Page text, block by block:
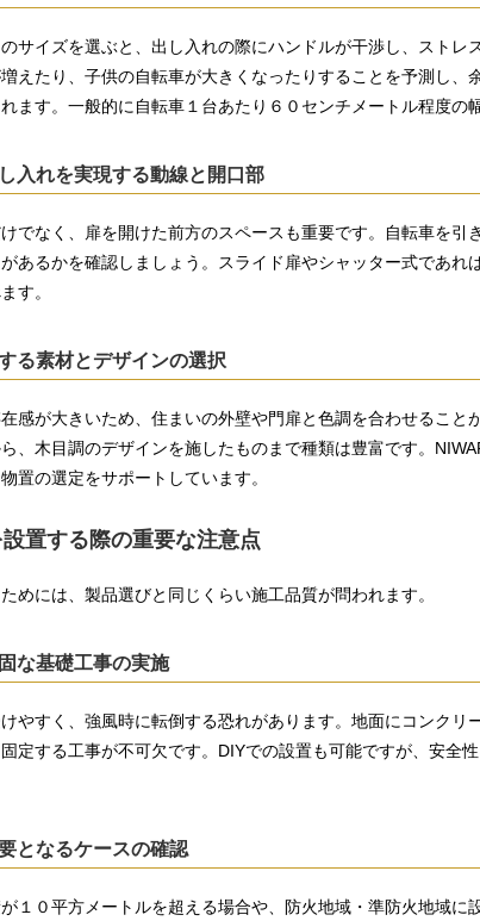
サイズを選ぶと、出し入れの際にハンドルが干渉し、ストレ
えたり、子供の自転車が大きくなったりすることを予測し、
ます。一般的に自転車１台あたり６０センチメートル程度の
入れを実現する動線と開口部
でなく、扉を開けた前方のスペースも重要です。自転車を引
あるかを確認しましょう。スライド扉やシャッター式であれ
す。
る素材とデザインの選択
感が大きいため、住まいの外壁や門扉と色調を合わせること
、木目調のデザインを施したものまで種類は豊富です。
置の選定をサポートしています。
置する際の重要な注意点
めには、製品選びと同じくらい施工品質が問われます。
な基礎工事の実施
やすく、強風時に転倒する恐れがあります。地面にコンクリ
定する工事が不可欠です。DIYでの設置も可能ですが、安全
となるケースの確認
１０平方メートルを超える場合や、防火地域・準防火地域に